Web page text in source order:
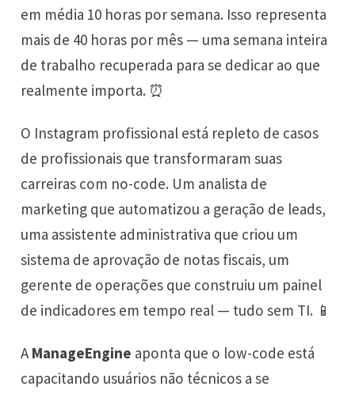
em média 10 horas por semana. Isso representa
mais de 40 horas por mês — uma semana inteira
de trabalho recuperada para se dedicar ao que
realmente importa. ⏰
O Instagram profissional está repleto de casos
de profissionais que transformaram suas
carreiras com no-code. Um analista de
marketing que automatizou a geração de leads,
uma assistente administrativa que criou um
sistema de aprovação de notas fiscais, um
gerente de operações que construiu um painel
de indicadores em tempo real — tudo sem TI. 📱
AManageEngine aponta que o low-code está
capacitando usuários não técnicos a se